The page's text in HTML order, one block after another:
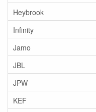
Heybrook
Infinity
Jamo
JBL
JPW
KEF